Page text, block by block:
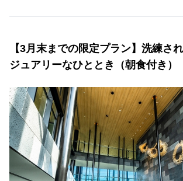
【3月末までの限定プラン】洗練さ
ジュアリーなひととき（朝食付き）